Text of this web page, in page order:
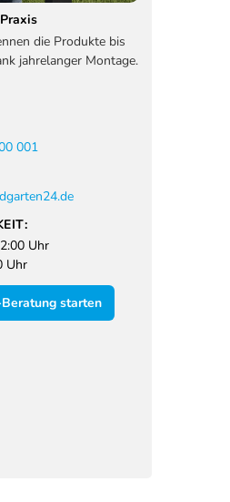
die Produkte bis
jahrelanger Montage.
001
Uhr
Uhr
starten